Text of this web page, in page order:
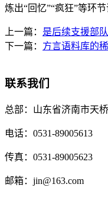
炼出“回忆”“疯狂”等环
上一篇： 是后续支援部
下一篇： 方言语料库的
联系我们
总部： 山东省济南市天
电话： 0531-89005613
传真： 0531-89005623
邮箱： jin@163.com